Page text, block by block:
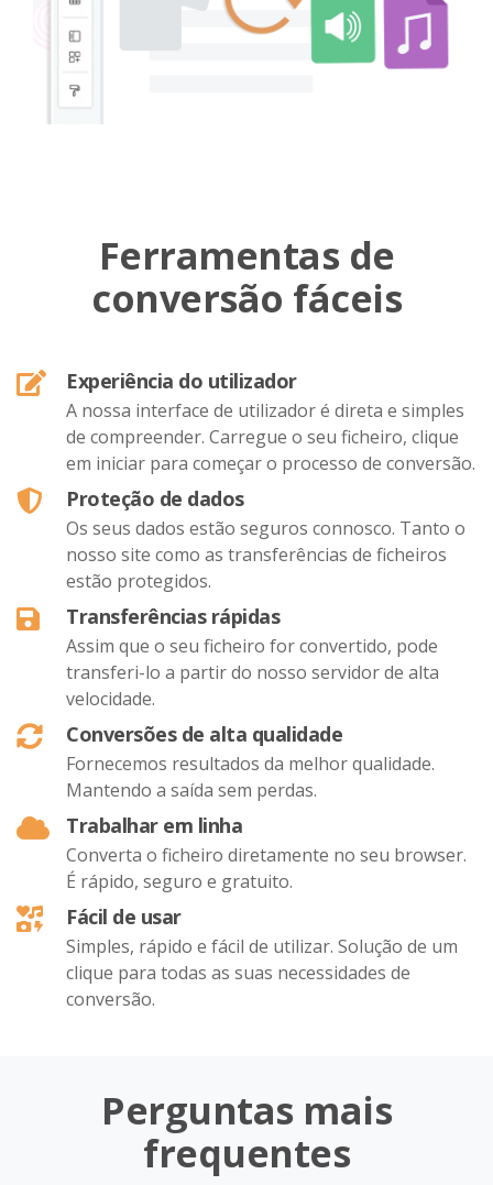
Ferramentas de
conversão fáceis
Experiência do utilizador
A nossa interface de utilizador é direta e simples
de compreender. Carregue o seu ficheiro, clique
em iniciar para começar o processo de conversão.
Proteção de dados
Os seus dados estão seguros connosco. Tanto o
nosso site como as transferências de ficheiros
estão protegidos.
Transferências rápidas
Assim que o seu ficheiro for convertido, pode
transferi-lo a partir do nosso servidor de alta
velocidade.
Conversões de alta qualidade
Fornecemos resultados da melhor qualidade.
Mantendo a saída sem perdas.
Trabalhar em linha
Converta o ficheiro diretamente no seu browser.
É rápido, seguro e gratuito.
Fácil de usar
Simples, rápido e fácil de utilizar. Solução de um
clique para todas as suas necessidades de
conversão.
Perguntas mais
frequentes